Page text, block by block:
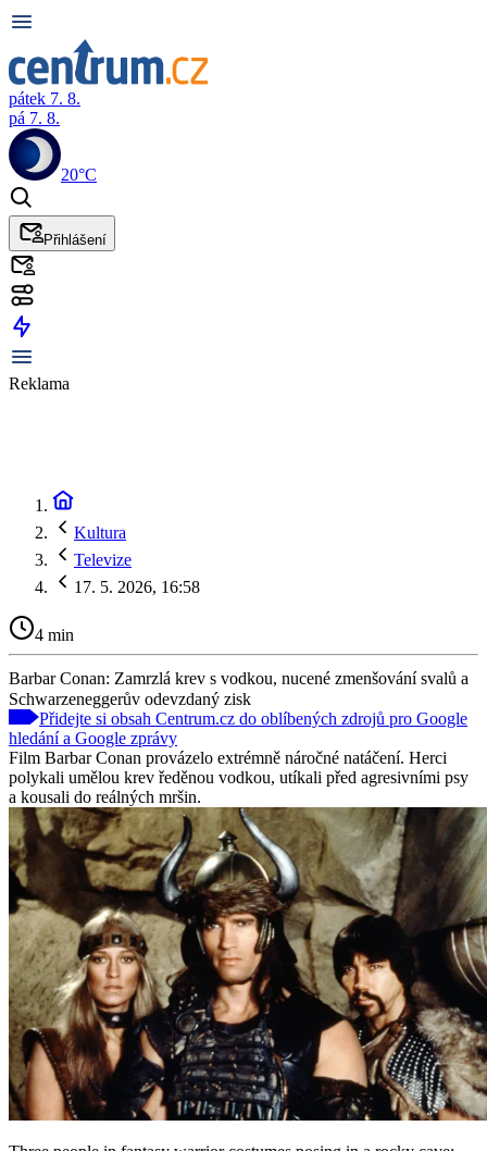
pátek 7. 8.
pá 7. 8.
20°C
Přihlášení
Reklama
Kultura
Televize
17. 5. 2026, 16:58
4 min
Barbar Conan: Zamrzlá krev s vodkou, nucené zmenšování svalů a
Schwarzeneggerův odevzdaný zisk
Přidejte si obsah Centrum.cz do oblíbených zdrojů pro Google
hledání a Google zprávy
Film Barbar Conan provázelo extrémně náročné natáčení. Herci
polykali umělou krev ředěnou vodkou, utíkali před agresivními psy
a kousali do reálných mršin.